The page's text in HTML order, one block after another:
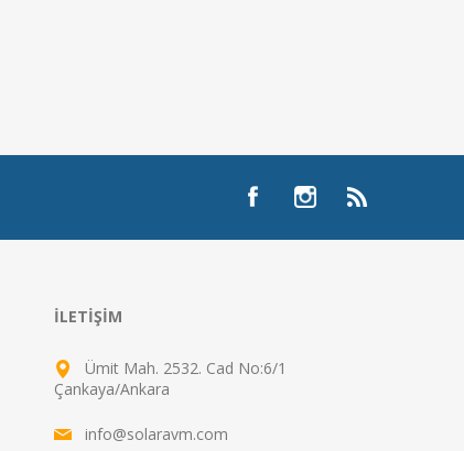
İLETIŞIM
Ümit Mah. 2532. Cad No:6/1
Çankaya/Ankara
info@solaravm.com